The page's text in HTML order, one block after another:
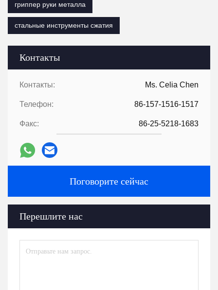
Контакты
Контакты: Ms. Celia Chen
Телефон: 86-157-1516-1517
Факс: 86-25-5218-1683
Поговорите сейчас
Перешлите нас
гриппер руки металла
стальные инструменты сжатия